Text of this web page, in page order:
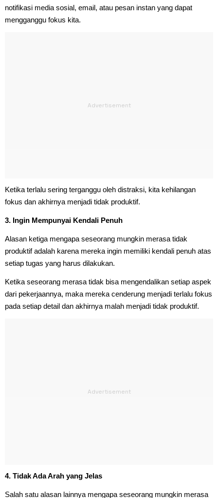
notifikasi media sosial, email, atau pesan instan yang dapat
mengganggu fokus kita.
Ketika terlalu sering terganggu oleh distraksi, kita kehilangan
fokus dan akhirnya menjadi tidak produktif.
3. Ingin Mempunyai Kendali Penuh
Alasan ketiga mengapa seseorang mungkin merasa tidak
produktif adalah karena mereka ingin memiliki kendali penuh atas
setiap tugas yang harus dilakukan.
Ketika seseorang merasa tidak bisa mengendalikan setiap aspek
dari pekerjaannya, maka mereka cenderung menjadi terlalu fokus
pada setiap detail dan akhirnya malah menjadi tidak produktif.
4. Tidak Ada Arah yang Jelas
Salah satu alasan lainnya mengapa seseorang mungkin merasa